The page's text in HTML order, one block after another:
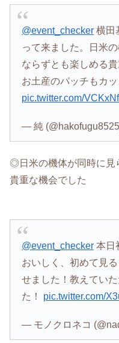
@event_checker 横田
って来ました。日米
ならずとも楽しめる
お土産のパッチもカ
pic.twitter.com/
— 純
◎日米の機体が同時に見
貴重な機会でした
@event_checker 本日
おいしく、初めて見
せました！教えてい
た！ pic.twitter.com/
— モノクロネコ